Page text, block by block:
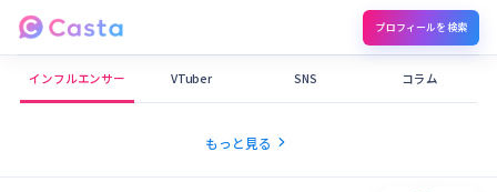
プロフィールを検索
Castaメディア
インフルエンサー VTuber SNS コラム
もっと見る chevron_right